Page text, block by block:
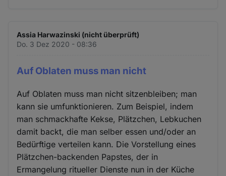
Assia Harwazinski (nicht überprüft)
Do. 3 Dez 2020 - 08:36
Auf Oblaten muss man nicht
Auf Oblaten muss man nicht sitzenbleiben; man
kann sie umfunktionieren. Zum Beispiel, indem
man schmackhafte Kekse, Plätzchen, Lebkuchen
damit backt, die man selber essen und/oder an
Bedürftige verteilen kann. Die Vorstellung eines
Plätzchen-backenden Papstes, der in
Ermangelung ritueller Dienste nun in der Küche